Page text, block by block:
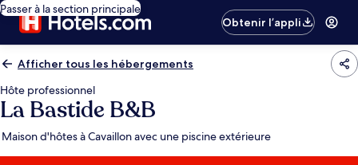
Passer à la section principale
Obtenir l’appli
Afficher tous les hébergements
Hôte professionnel
La Bastide B&B
Maison d'hôtes à Cavaillon avec une piscine extérieure